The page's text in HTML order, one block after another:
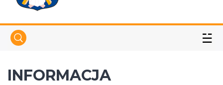
☱
INFORMACJA